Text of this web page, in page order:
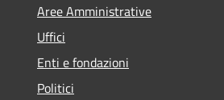
Aree Amministrative
Uffici
Enti e fondazioni
Politici